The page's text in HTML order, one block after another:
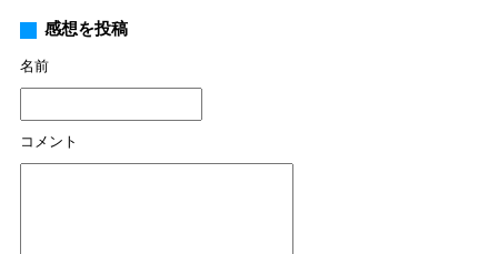
感想を投稿
名前
コメント